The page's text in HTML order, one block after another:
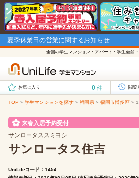
夏季休業日の営業に関するお知らせ
全国の学生マンション・アパート・学生会館
お気に入り 0 件 閲覧
TOP > 学生マンションを探す > 福岡県 > 福岡市博多区 >
来春入居予約受付
サンロータススミヨシ
サンロータス住吉
UniLifeコード：1454